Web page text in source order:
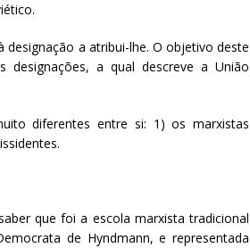
a atribui-lhe. O objetivo deste
a qual descreve a União
diferentes entre si: 1) os marxistas
que foi a escola marxista tradicional
de Hyndmann, e representada